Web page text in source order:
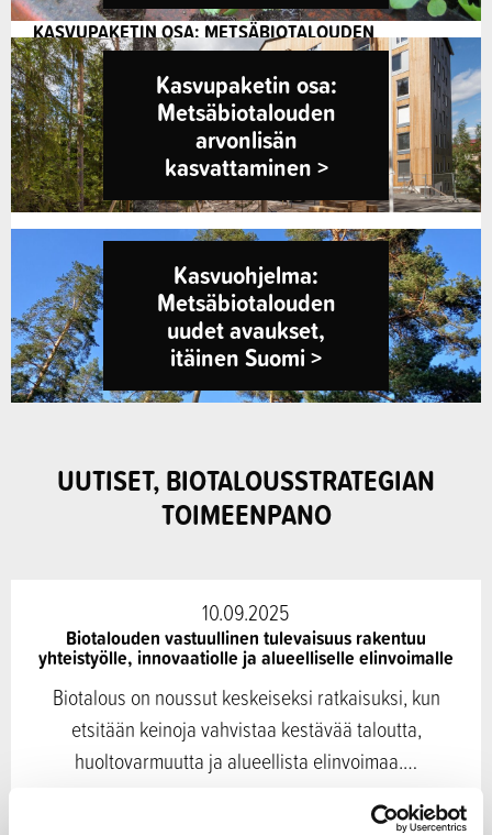
KASVUPAKETIN OSA: METSÄBIOTALOUDEN
ARVONLISÄN KASVATTAMINEN​ ›
KASVUOHJELMA: METSÄBIOTALOUDEN UUDET
AVAUKSET, ITÄINEN SUOMI ›
BIOTALOUSSTRATEGIAN ALUEELLINEN
TOIMEENPANO ›
BIOTALOUSSIHTEERISTÖ ›
Kasvupaketin osa:
Metsäbiotalouden
arvonlisän
kasvattaminen >
Kasvuohjelma:
Metsäbiotalouden
uudet avaukset,
itäinen Suomi >
UUTISET, BIOTALOUSSTRATEGIAN
TOIMEENPANO
10.09.2025
Biotalouden vastuullinen tulevaisuus rakentuu
yhteistyölle, innovaatiolle ja alueelliselle elinvoimalle
Biotalous on noussut keskeiseksi ratkaisuksi, kun
etsitään keinoja vahvistaa kestävää taloutta,
huoltovarmuutta ja alueellista elinvoimaa.…